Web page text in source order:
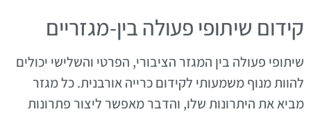
קידום שיתופי פעולה בין-מגזריים
שיתופי פעולה בין המגזר הציבורי, הפרטי והשלישי יכולים
להוות מנוף משמעותי לקידום כרייה אורבנית. כל מגזר
מביא את היתרונות שלו, והדבר מאפשר ליצור פתרונות